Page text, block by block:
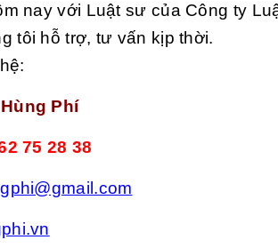
nay với Luật sư của Công ty
tôi hỗ trợ, tư vấn kịp thời.
Phí
75 28 38